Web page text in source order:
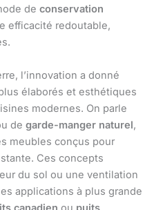
de conservation
efficacité redoutable,
l’innovation a donné
élaborés et esthétiques
modernes. On parle
de garde-manger naturel,
meubles conçus pour
Ces concepts
du sol ou une ventilation
applications à plus grande